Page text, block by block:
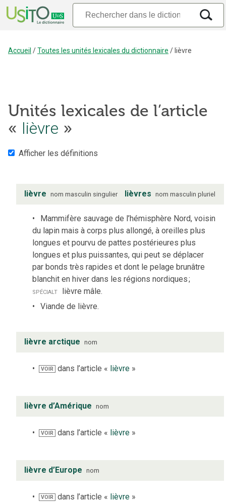
Accueil /Toutes les unités lexicales du dictionnaire / lièvre
Unités lexicales de l’article
« lièvre »
Afficher les définitions
lièvre nom masculin singulier lièvres nom masculin pluriel
Mammifère sauvage de l’hémisphère Nord, voisin
du lapin mais à corps plus allongé, à oreilles plus
longues et pourvu de pattes postérieures plus
longues et plus puissantes, qui peut se déplacer
par bonds très rapides et dont le pelage brunâtre
blanchit en hiver dans les régions nordiques;
spécialt lièvre mâle.
Viande de lièvre.
lièvre arctique nom
VOIR dans l’article « lièvre »
lièvre d’Amérique nom
VOIR dans l’article « lièvre »
lièvre d’Europe nom
VOIR dans l’article « lièvre »